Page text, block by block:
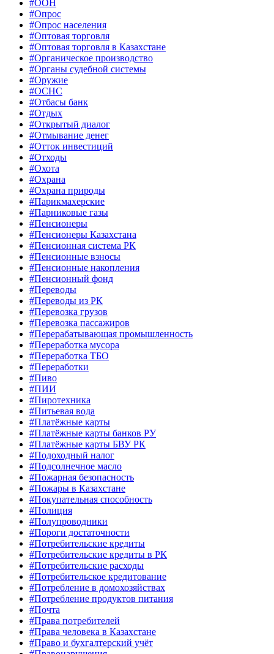
#ООН
#Опрос
#Опрос населения
#Оптовая торговля
#Оптовая торговля в Казахстане
#Органическое производство
#Органы судебной системы
#Оружие
#ОСНС
#Отбасы банк
#Отдых
#Открытый диалог
#Отмывание денег
#Отток инвестиций
#Отходы
#Охота
#Охрана
#Охрана природы
#Парикмахерские
#Парниковые газы
#Пенсионеры
#Пенсионеры Казахстана
#Пенсионная система РК
#Пенсионные взносы
#Пенсионные накопления
#Пенсионный фонд
#Переводы
#Переводы из РК
#Перевозка грузов
#Перевозка пассажиров
#Перерабатывающая промышленность
#Переработка мусора
#Переработка ТБО
#Переработки
#Пиво
#ПИИ
#Пиротехника
#Питьевая вода
#Платёжные карты
#Платёжные карты банков РУ
#Платёжные карты БВУ РК
#Подоходный налог
#Подсолнечное масло
#Пожарная безопасность
#Пожары в Казахстане
#Покупательная способность
#Полиция
#Полупроводники
#Пороги достаточности
#Потребительские кредиты
#Потребительские кредиты в РК
#Потребительские расходы
#Потребительское кредитование
#Потребление в домохозяйствах
#Потребление продуктов питания
#Почта
#Права потребителей
#Права человека в Казахстане
#Право и бухгалтерский учёт